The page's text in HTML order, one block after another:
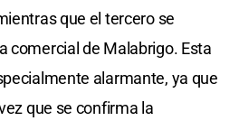
que el tercero se
comercial de Malabrigo. Esta
alarmante, ya que
que se confirma la